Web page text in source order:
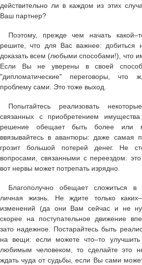
действительно ли в каждом из этих
Ваш партнер?
Поэтому, прежде чем начать
решите, что для Вас важнее: добиться
доказать всем (любыми способами!), что
Если Вы не уверены в своей
"дипломатические" переговоры, что
проблему сами. Это тоже выход.
Попытайтесь реализовать
связанных с приобретением
решение обещает быть более или
ввязывайтесь в авантюры: даже самая
грозит большой потерей денег. Не
вопросами, связанными с переездом:
вот нервы может потрепать изрядно.
Благополучно обещает сложиться
личная жизнь. Не ждите только
изменений (да они Вам сейчас и не
скорее на поступательное движение
зато надежное. Постарайтесь быть
на вещи: если можете что–то
любимым человеком, то сделайте это
ждать чуда от судьбы, если Вы сами